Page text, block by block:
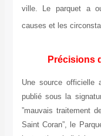
ville. Le parquet a
causes et les
Précisions
Une source officielle
publié sous la
”mauvais traitement
Saint Coran”, le